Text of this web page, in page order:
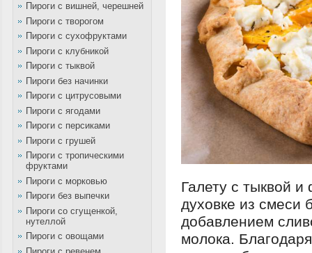
Пироги с вишней, черешней
Пироги с творогом
Пироги с сухофруктами
Пироги с клубникой
Пироги с тыквой
Пироги без начинки
Пироги с цитрусовыми
Пироги с ягодами
Пироги с персиками
Пироги с грушей
Пироги с тропическими
фруктами
Пироги с морковью
Пироги без выпечки
Пироги со сгущенкой,
нутеллой
Пироги с овощами
Пироги с ревенем
Галету с тыквой
духовке из смеси
добавлением
молока.